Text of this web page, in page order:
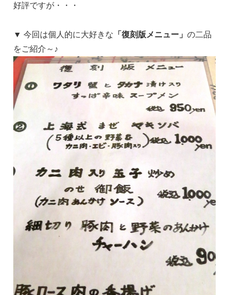
好評ですが・・・
▼ 今回は個人的に大好きな 「復刻版メニュー」 の二品
をご紹介～♪